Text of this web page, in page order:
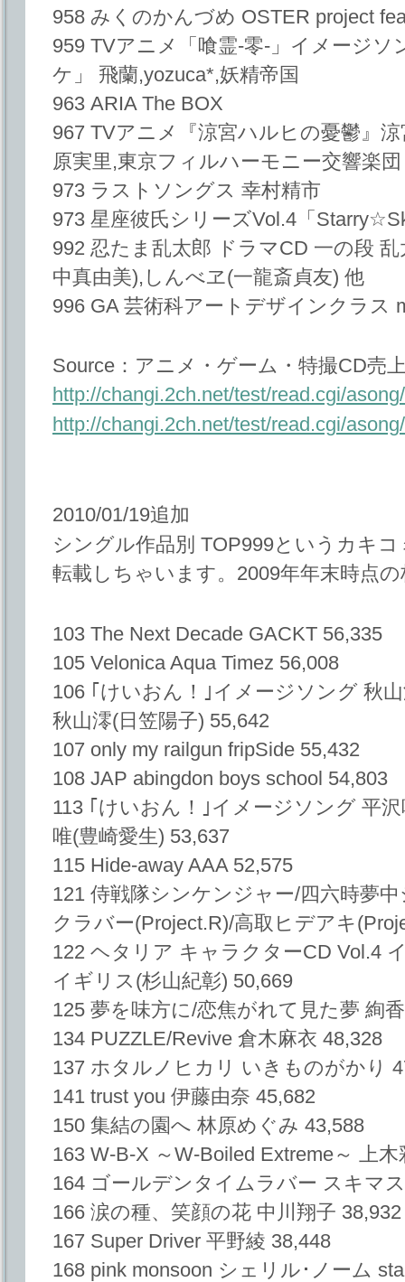
958 みくのかんづめ OSTER project
959 TVアニメ「喰霊-零-」イメージソ
ケ」 飛蘭,yozuca*,妖精帝国
963 ARIA The BOX
967 TVアニメ『涼宮ハルヒの憂鬱』
原実里,東京フィルハーモニー交響楽団
973 ラストソングス 幸村精市
973 星座彼氏シリーズVol.4「
992 忍たま乱太郎 ドラマCD 一の段
中真由美),しんべヱ(一龍斎貞友) 他
996 GA 芸術科アートデザインクラス
Source：アニメ・ゲーム・特撮CD売
http://changi.2ch.net/test/read.cgi/
http://changi.2ch.net/test/read.cgi/
2010/01/19追加
シングル作品別 TOP999というカキ
転載しちゃいます。2009年年末時点
103 The Next Decade GACKT 56,335
105 Velonica Aqua Timez 56,008
106 ｢けいおん！｣イメージソング 秋
秋山澪(日笠陽子) 55,642
107 only my railgun fripSide 55,432
108 JAP abingdon boys school 54,803
113 ｢けいおん！｣イメージソング 平
唯(豊崎愛生) 53,637
115 Hide-away AAA 52,575
121 侍戦隊シンケンジャー/四六時夢
クラバー(Project.R)/高取ヒデアキ
122 ヘタリア キャラクターCD Vol.4
イギリス(杉山紀彰) 50,669
125 夢を味方に/恋焦がれて見た夢 絢
134 PUZZLE/Revive 倉木麻衣 48,328
137 ホタルノヒカリ いきものがかり
141 trust you 伊藤由奈 45,682
150 集結の園へ 林原めぐみ 43,588
163 W-B-X ～W-Boiled Extreme～ 上
164 ゴールデンタイムラバー スキマ
166 涙の種、笑顔の花 中川翔子 38,932
167 Super Driver 平野綾 38,448
168 pink monsoon シェリル･ノーム